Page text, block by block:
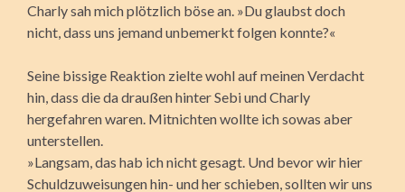
Charly sah mich plötzlich böse an. »Du glaubst doch
nicht, dass uns jemand unbemerkt folgen konnte?«
Seine bissige Reaktion zielte wohl auf meinen Verdacht
hin, dass die da draußen hinter Sebi und Charly
hergefahren waren. Mitnichten wollte ich sowas aber
unterstellen.
»Langsam, das hab ich nicht gesagt. Und bevor wir hier
Schuldzuweisungen hin- und her schieben, sollten wir uns